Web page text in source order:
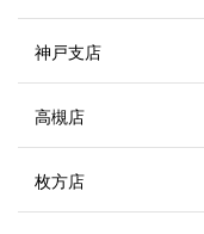
神戸支店
高槻店
枚方店